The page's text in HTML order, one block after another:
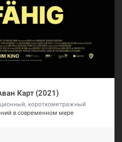
Карт (2021)
короткометражный
в современном мире